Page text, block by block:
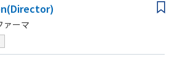
・統計・ライティングの専門家と連携した、質
ンの磨きこみ、研究・解析デザインの設計、成
て、リアルワールドエビデンスを創出し、医
DBを正しく解析する能力
多種多様な大規模データベースについて、デ
ァーマ